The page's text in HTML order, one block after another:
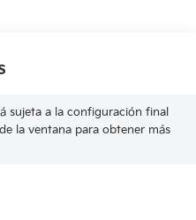
sujeta a la configuración final
la ventana para obtener más